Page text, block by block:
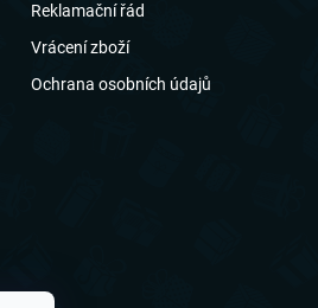
Reklamační řád
Vrácení zboží
Ochrana osobních údajů